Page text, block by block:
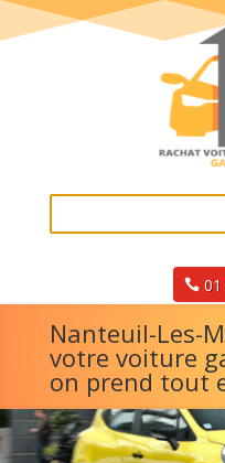
Nanteuil-Les-
votre voiture
on prend tout